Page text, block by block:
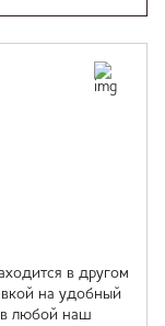
в другом
на удобный
в любой наш